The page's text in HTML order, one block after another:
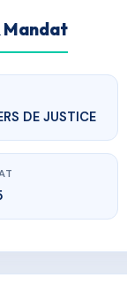
Mandat
DE JUSTICE